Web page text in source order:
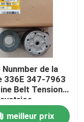
Nunmber de la
336E 347-7963
Belt Tensioner
meilleur prix